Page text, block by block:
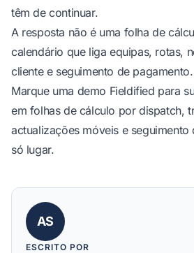
têm de continuar.
A resposta não é uma folha de
calendário que liga equipas, rotas,
cliente e seguimento de pagamento.
Marque uma demo Fieldified para
em folhas de cálculo por dispatch,
actualizações móveis e seguimento
só lugar.
AS
ESCRITO POR